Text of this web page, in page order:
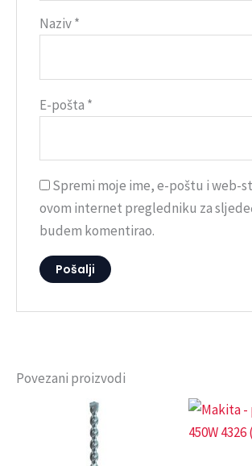
Naziv*
E-pošta *
Spremi moje ime, e-poštu i web-
ovom internet pregledniku za
budem komentirao.
Povezani proizvodi